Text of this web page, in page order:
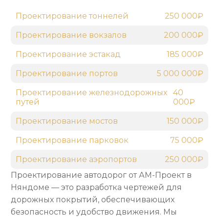
Проектирование автодорог от АМ-Проект в
Няндоме — это разработка чертежей для
дорожных покрытий, обеспечивающих
безопасность и удобство движения. Мы
Проектирование тоннелей 250 000₽
Проектирование вокзалов 200 000₽
Проектирование эстакад 185 000₽
Проектирование портов 5 000 000₽
Проектирование железнодорожных
путей
40
000₽
Проектирование мостов 150 000₽
Проектирование парковок 75 000₽
Проектирование аэропортов 250 000₽